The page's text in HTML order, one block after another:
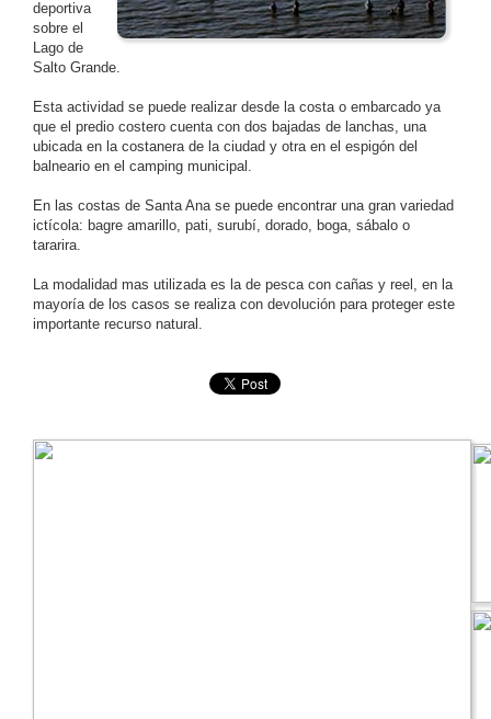
deportiva
sobre el
Lago de
Salto Grande.
Esta actividad se puede realizar desde la costa o embarcado ya
que el predio costero cuenta con dos bajadas de lanchas, una
ubicada en la costanera de la ciudad y otra en el espigón del
balneario en el camping municipal.
En las costas de Santa Ana se puede encontrar una gran variedad
ictícola: bagre amarillo, pati, surubí, dorado, boga, sábalo o
tararira.
La modalidad mas utilizada es la de pesca con cañas y reel, en la
mayoría de los casos se realiza con devolución para proteger este
importante recurso natural.